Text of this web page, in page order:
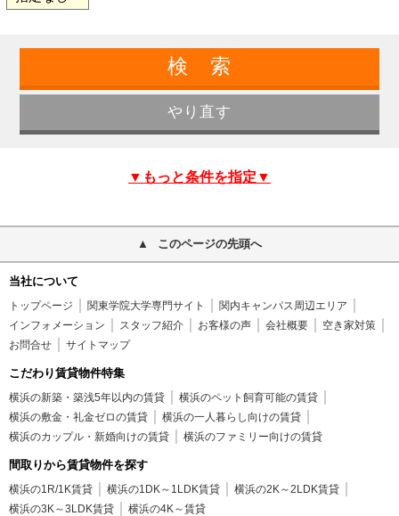
▼もっと条件を指定▼
このページの先頭へ
当社について
トップページ 関東学院大学専門サイト
関内キャンパス周辺エリア
インフォメーション
スタッフ紹介 お客様の声 会社概要
空き家対策
お問合せ
サイトマップ
こだわり賃貸物件特集
横浜の新築・築浅5年以内の賃貸
横浜のペット飼育可能の賃貸
横浜の敷金・礼金ゼロの賃貸
横浜の一人暮らし向けの賃貸
横浜のカップル・新婚向けの賃貸
横浜のファミリー向けの賃貸
間取りから賃貸物件を探す
横浜の1R/1K賃貸 横浜の1DK～1LDK賃貸
横浜の2K～2LDK賃貸
横浜の3K～3LDK賃貸
横浜の4K～賃貸